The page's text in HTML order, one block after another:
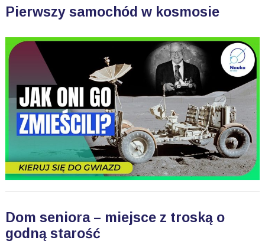
Pierwszy samochód w kosmosie
Dom seniora – miejsce z troską o
godną starość